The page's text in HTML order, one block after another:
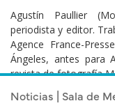
Noticias | Sala de
Agustín Paullier
periodista y editor.
Agence France-
Ángeles, antes para
revista de fotografía